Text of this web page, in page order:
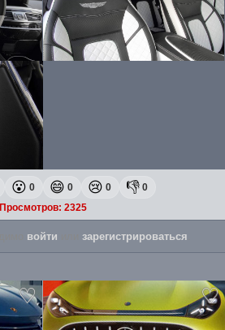
😮 0 😄 0 😢 0 👎 0
Просмотров: 2325
войти зарегистрироваться